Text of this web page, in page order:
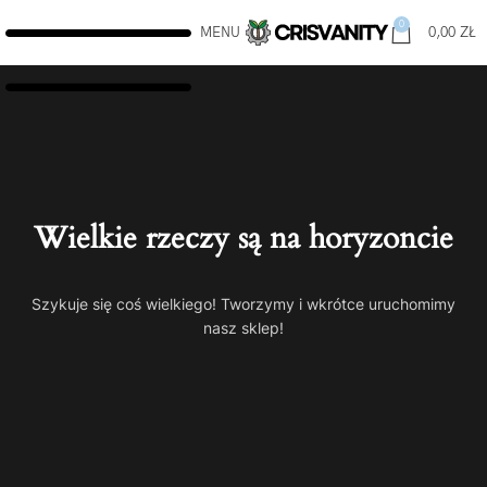
MENU 0 0,00 ZŁ
Wielkie rzeczy są na horyzoncie
Szykuje się coś wielkiego! Tworzymy i wkrótce uruchomimy
nasz sklep!